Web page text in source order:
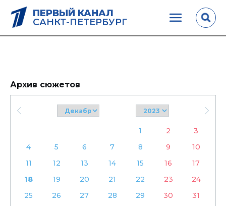
ПЕРВЫЙ КАНАЛ
САНКТ-ПЕТЕРБУРГ
Архив сюжетов
1 2
3
4
5 6 7 8 9
10
11
12 13 14 15 16
17
18
19 20 21 22 23
24
25
26 27 28 29 30 31